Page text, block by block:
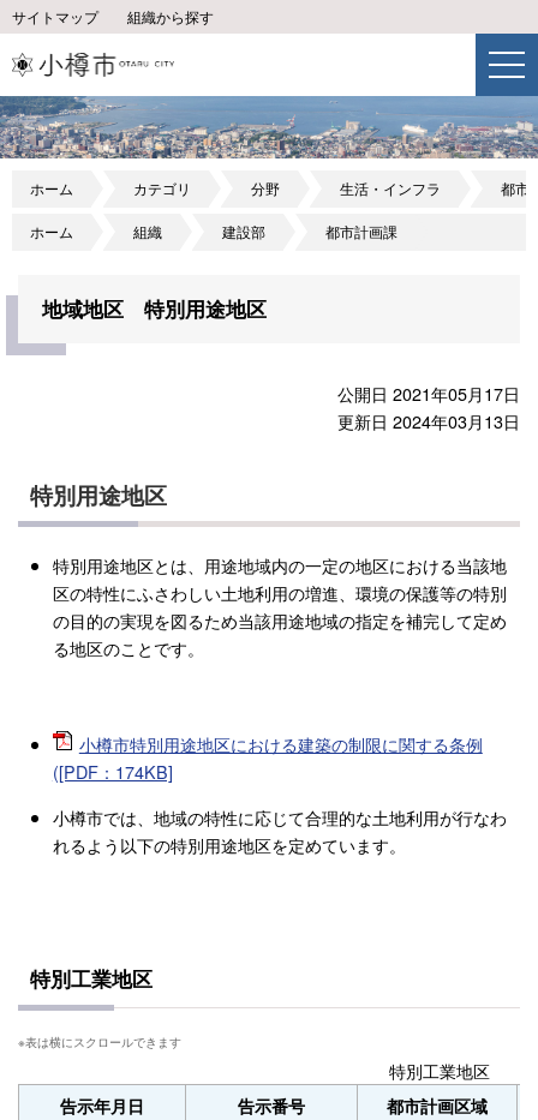
サイトマップ 組織から探す
ホーム カテゴリ 分野 生活・インフラ 都市
ホーム 組織 建設部 都市計画課
地域地区 特別用途地区
公開日 2021年05月17日
更新日 2024年03月13日
特別用途地区
特別用途地区とは、用途地域内の一定の地区における当該地
区の特性にふさわしい土地利用の増進、環境の保護等の特別
の目的の実現を図るため当該用途地域の指定を補完して定め
る地区のことです。
小樽市特別用途地区における建築の制限に関する条例
([PDF：174KB]
小樽市では、地域の特性に応じて合理的な土地利用が行なわ
れるよう以下の特別用途地区を定めています。
特別工業地区
特別工業地区
告示年月日 告示番号 都市計画区域